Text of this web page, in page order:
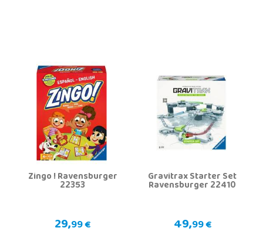
Zingo ! Ravensburger
22353
29,99 €
Gravitrax Starter Set
Ravensburger 22410
49,99 €